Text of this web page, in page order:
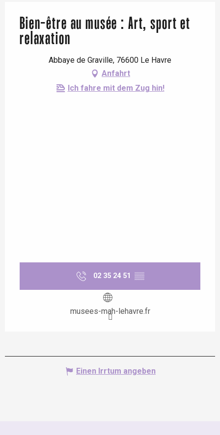
Bien-être au musée : Art, sport et
relaxation
Abbaye de Graville, 76600 Le Havre
Anfahrt
Ich fahre mit dem Zug hin!
02 35 24 51 ▒▒
musees-mah-lehavre.fr
Einen Irrtum angeben